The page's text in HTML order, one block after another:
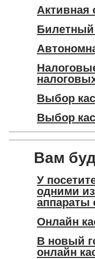
Активная
Билетный
Выбор
Выбор
Вам
У
одними
аппараты
Онлайн
В новый
онлайн